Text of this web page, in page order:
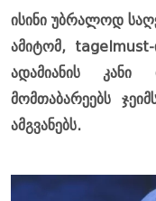
ისინი უბრალოდ
ამიტომ, tagelmust-
ადამიანის
მომთაბარეებს
ამგვანებს.